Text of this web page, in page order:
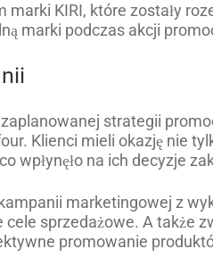
KIRI, które zostały
marki podczas akcji
strategii
Klienci mieli okazję nie
wpłynęło na ich decyzje
marketingowej z
sprzedażowe. A także
promowanie